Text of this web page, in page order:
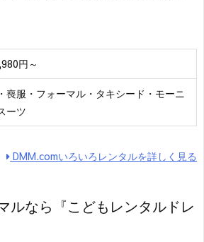
円～
喪服・フォーマル・タキシード・モーニ
ーツ
DMM.comいろいろレンタルを詳しく見る
ルなら『こどもレンタルドレ